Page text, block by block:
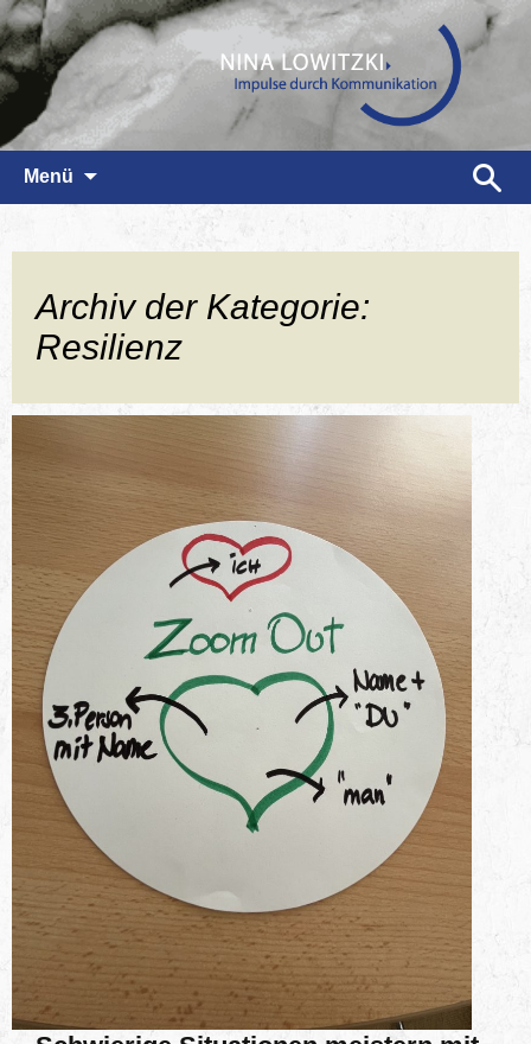
Menü
Suchen
nach:
Archiv der Kategorie:
Resilienz